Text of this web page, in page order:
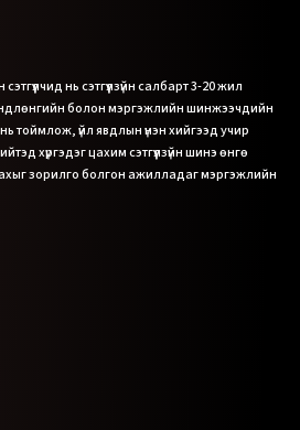
нь сэтгүүлзүйн салбарт 3-20 жил
болон мэргэжлийн шинжээчдийн
тоймлож, үйл явдлын үнэн хийгээд учир
хүргэдэг цахим сэтгүүлзүйн шинэ өнгө
зорилго болгон ажилладаг мэргэжлийн